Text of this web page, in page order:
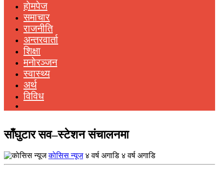
हाेमपेज
समाचार
राजनीति
अन्तरवार्ता
शिक्षा
मनाेरञ्जन
स्वास्थ्य
अर्थ
विविध
साँघुटार सव–स्टेशन संचालनमा
काेसिस न्यूज ४ वर्ष अगाडि ४ वर्ष अगाडि